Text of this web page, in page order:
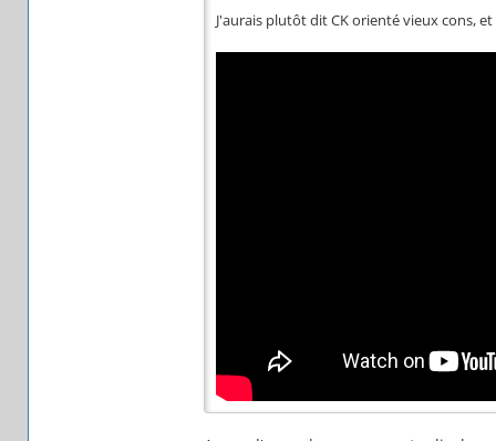
J'aurais plutôt dit CK orienté vieux cons,